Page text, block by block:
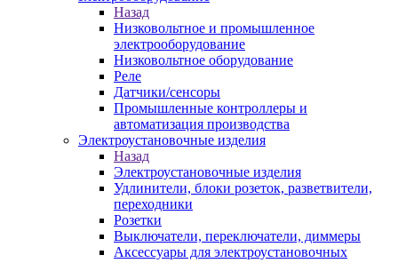
Назад
Низковольтное и промышленное
электрооборудование
Низковольтное оборудование
Реле
Датчики/сенсоры
Промышленные контроллеры и
автоматизация производства
Электроустановочные изделия
Назад
Электроустановочные изделия
Удлинители, блоки розеток, разветвители,
переходники
Розетки
Выключатели, переключатели, диммеры
Аксессуары для электроустановочных